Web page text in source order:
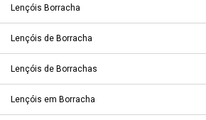
Lençóis Borracha
Lençóis de Borracha
Lençóis de Borrachas
Lençóis em Borracha